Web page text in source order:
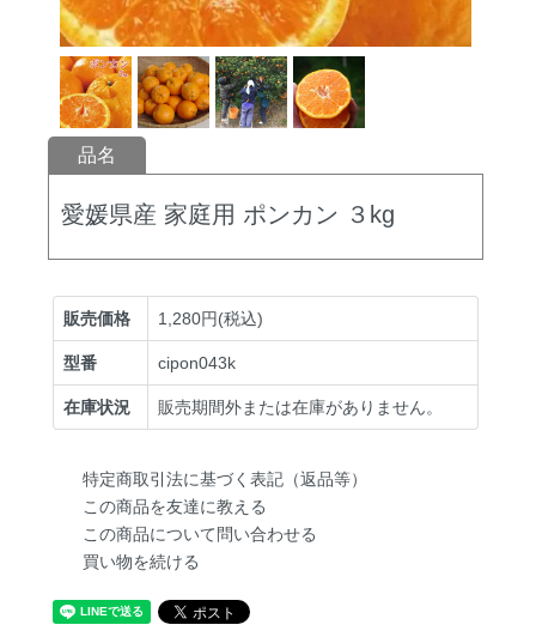
品名
愛媛県産 家庭用 ポンカン ３kg
販売価格 1,280円(税込)
型番 cipon043k
在庫状況 販売期間外または在庫がありません。
特定商取引法に基づく表記（返品等）
この商品を友達に教える
この商品について問い合わせる
買い物を続ける